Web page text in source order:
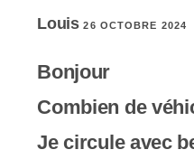
Louis26 OCTOBRE 2024
Bonjour
Combien de
Je circule avec